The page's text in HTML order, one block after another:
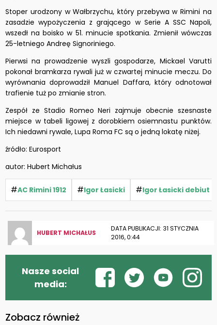
Stoper urodzony w Wałbrzychu, który przebywa w Rimini na
zasadzie wypożyczenia z grającego w Serie A SSC Napoli,
wszedł na boisko w 51. minucie spotkania. Zmienił wówczas
25-letniego Andreę Signoriniego.
Pierwsi na prowadzenie wyszli gospodarze, Mickael Varutti
pokonał bramkarza rywali już w czwartej minucie meczu. Do
wyrównania doprowadził Manuel Daffara, który odnotował
trafienie tuż po zmianie stron.
Zespół ze Stadio Romeo Neri zajmuje obecnie szesnaste
miejsce w tabeli ligowej z dorobkiem osiemnastu punktów.
Ich niedawni rywale, Lupa Roma FC są o jedną lokatę niżej.
źródło: Eurosport
autor: Hubert Michałus
#AC Rimini 1912 #Igor Łasicki #Igor Łasicki debiut
HUBERT MICHAŁUS
DATA PUBLIKACJI: 31 STYCZNIA
2016, 0:44
Nasze social
media:
Zobacz również